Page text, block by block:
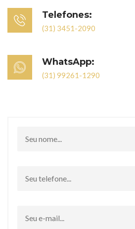
Telefones:
(31) 3451-2090
WhatsApp:
(31) 99261-1290